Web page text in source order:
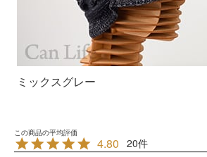
ミックスグレー
4.80 20